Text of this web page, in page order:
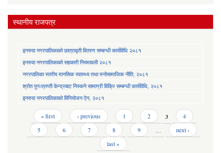
स्थानीय राजपत्र
इनरुवा नगरपालिकाको छात्रावृती वितरण सम्बन्धी कार्यविधि २०८१
इनरुवा नगरपालिकाको सहकारी नियमावली २०८१
नगरपालिका स्तरीय मानसिक स्वास्थ्य तथा मनोसामाजिक नीति, २०८१
श्रोत पुनःप्राप्ती केन्द्रबाट निस्कने सामाग्री विक्रि सम्बन्धी कार्यविधि, २०८१
इनरुवा नगरपालिकाको विनियोजन ऐन, २०८१
Pages « first ‹ previous 1 2 3
4
5
6 7 8 9 …
next ›
last »